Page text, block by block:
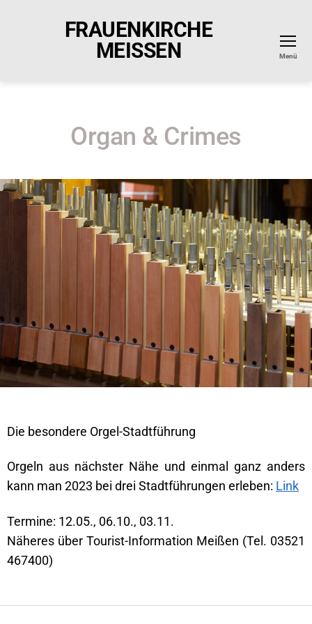
FRAUENKIRCHE
MEISSEN
Menü
KATEGORIEN
Organ & Crimes
Die besondere Orgel-Stadtführung
Orgeln aus nächster Nähe und einmal ganz anders
kann man 2023 bei drei Stadtführungen erleben: Link
Termine: 12.05., 06.10., 03.11.
Näheres über Tourist-Information Meißen (Tel. 03521
467400)